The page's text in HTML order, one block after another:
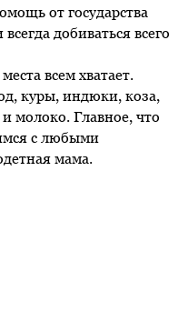
от государства
добиваться всего
всем хватает.
куры, индюки, коза,
молоко. Главное, что
с любыми
мама.